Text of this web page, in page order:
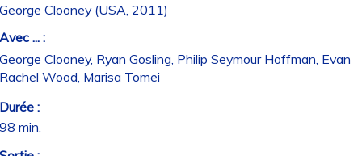
Clooney (USA, 2011)
... :
Clooney, Ryan Gosling, Philip Seymour Hoffman, Evan
Wood, Marisa Tomei
:
min.